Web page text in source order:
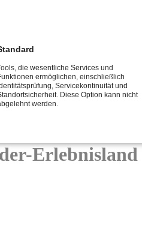
zusammen. Wir schicken es Ihnen
Erlebnisland
die wesentliche Services und
ermöglichen, einschließlich
Servicekontinuität und
Diese Option kann nicht
werden.